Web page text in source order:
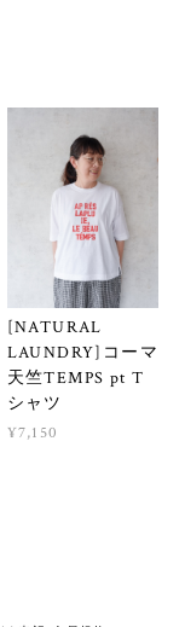
[NATURAL
LAUNDRY]コーマ
天竺TEMPS pt T
シャツ
¥7,150